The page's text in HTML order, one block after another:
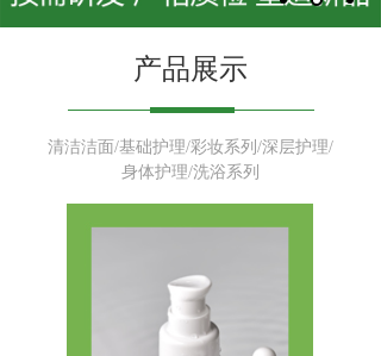
产品展示
清洁洁面/基础护理/彩妆系列/深层护理/
身体护理/洗浴系列